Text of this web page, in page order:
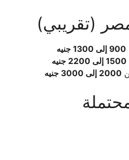
(تقريبي)
900 إلى 1300 جنيه
1500 إلى 2200 جنيه
2000 إلى 3000 جنيه